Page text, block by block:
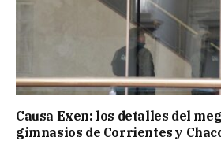
Causa Exen: los detalles del
gimnasios de Corrientes y